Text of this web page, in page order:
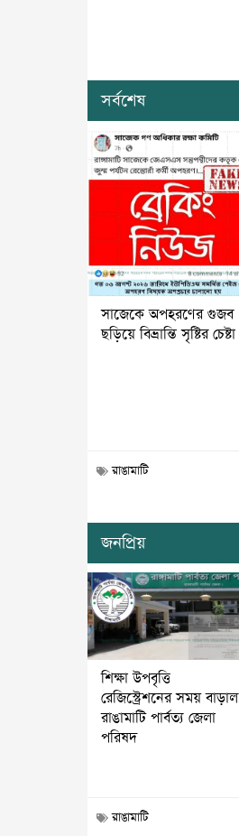
সর্বশেষ
সাজেকে অপহরণের গুজব
ছড়িয়ে বিভ্রান্তি সৃষ্টির চেষ্টা
রাঙামাটি
জনপ্রিয়
শিক্ষা উপবৃত্তি
রেজিস্ট্রেশনের সময় বাড়াল
রাঙামাটি পার্বত্য জেলা
পরিষদ
রাঙামাটি